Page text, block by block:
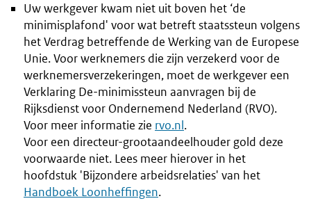
Uw werkgever kwam niet uit boven het ‘de
minimisplafond' voor wat betreft staatssteun volgens
het Verdrag betreffende de Werking van de Europese
Unie. Voor werknemers die zijn verzekerd voor de
werknemersverzekeringen, moet de werkgever een
Verklaring De-minimissteun aanvragen bij de
Rijksdienst voor Ondernemend Nederland (RVO).
Voor meer informatie zie rvo.nl.
Voor een directeur-grootaandeelhouder gold deze
voorwaarde niet. Lees meer hierover in het
hoofdstuk 'Bijzondere arbeidsrelaties' van het
Handboek Loonheffingen.